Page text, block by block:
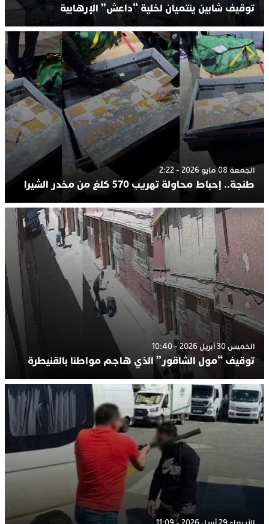
توقيف شابين ينتميان لخلية “داعش” الإرهابية
الجمعة 08 مايو 2026 - 2:22
طنجة.. إحباط محاولة تهريب 570 كلغ من مخدر الشيرا
الخميس 30 أبريل 2026 - 10:40
توقيف “مول الشاقور” الذي هاجم مواطنا بالقنيطرة